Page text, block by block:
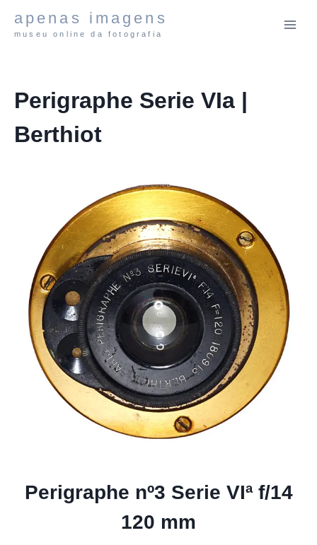
para
apenas imagens
museu online da fotografia
Perigraphe Serie VIa |
Berthiot
Perigraphe nº3 Serie VIª f/14
120 mm